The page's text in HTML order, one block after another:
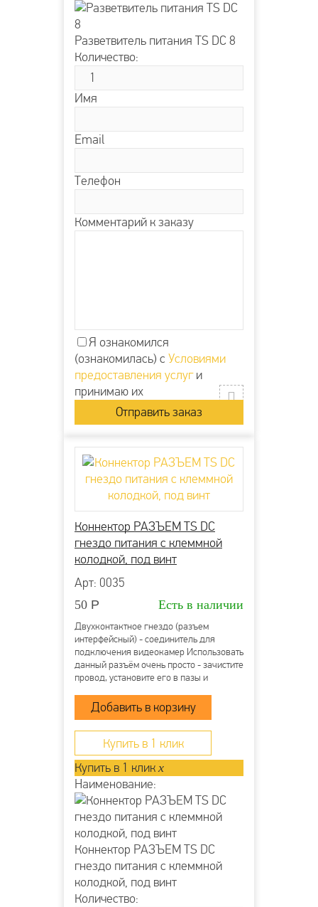
Разветвитель питания TS DC 8
Количество:
Имя
Email
Телефон
Комментарий к заказу
Я ознакомился
(ознакомилась) с Условиями
предоставления услуги
принимаю их
Коннектор РАЗЪЕМ TS DC
гнездо питания с клеммной
колодкой, под винт
Арт: 0035
50 Р Есть в наличии
Двухконтактное гнездо (разъем
интерфейсный) - соединитель для
подключения видеокамер Использовать
данный разъём очень просто - зачистите
провод, установите его в пазы и
надёжно зафиксирует проводник и
обеспечит прекрасный контакт. Монтаж
возможно осуществлять с...
Купить в 1 клик
Купить в 1 клик x
Наименование:
Коннектор РАЗЪЕМ TS DC
гнездо питания с клеммной
колодкой, под винт
Количество: